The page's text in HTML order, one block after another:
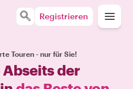
Registrieren
Touren - nur für Sie!
Abseits der